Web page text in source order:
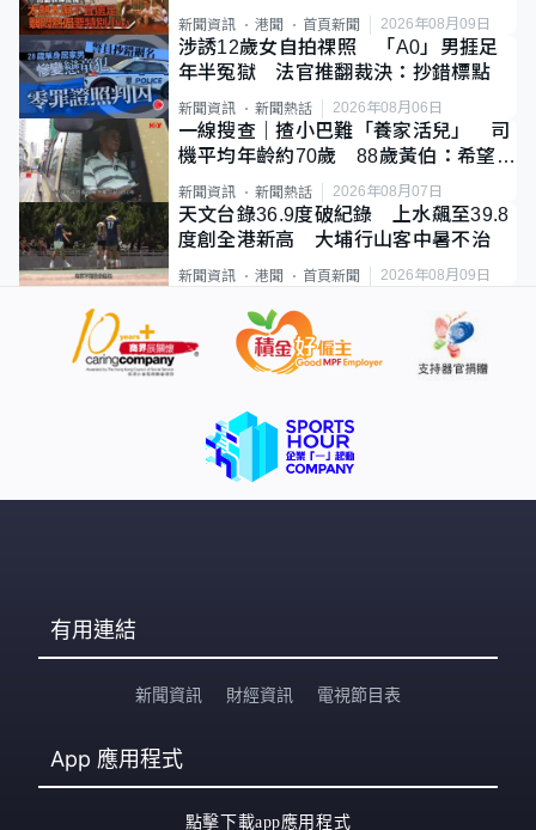
新聞資訊 港聞 首頁新聞 2026年08月09日
涉誘12歲女自拍祼照 「A0」男捱足
年半冤獄 法官推翻裁決：抄錯標點
新聞資訊 新聞熱話 2026年08月06日
一線搜查｜揸小巴難「養家活兒」 司
機平均年齡約70歲 88歲黃伯：希望一
直揸落去
新聞資訊 新聞熱話 2026年08月07日
天文台錄36.9度破紀錄 上水飆至39.8
度創全港新高 大埔行山客中暑不治
新聞資訊 港聞 首頁新聞 2026年08月09日
有用連結
新聞資訊 財經資訊 電視節目表
App 應用程式
點擊下載app應用程式